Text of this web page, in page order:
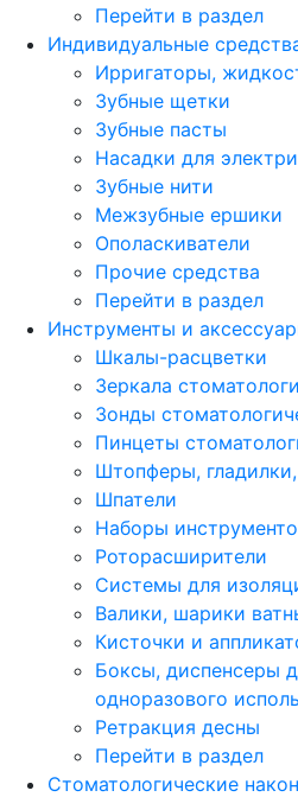
Перейти в раздел
Индивидуальные
Ирригаторы,
Зубные щетки
Зубные пасты
Насадки для
Зубные нити
Межзубные ершики
Ополаскиватели
Прочие средства
Перейти в раздел
Инструменты и
Шкалы-расцветки
Зеркала
Зонды
Пинцеты
Штопферы,
Шпатели
Наборы
Роторасширители
Системы для
Валики, шарики
Кисточки и
Боксы, диспенсеры
одноразового
Ретракция десны
Перейти в раздел
Стоматологические